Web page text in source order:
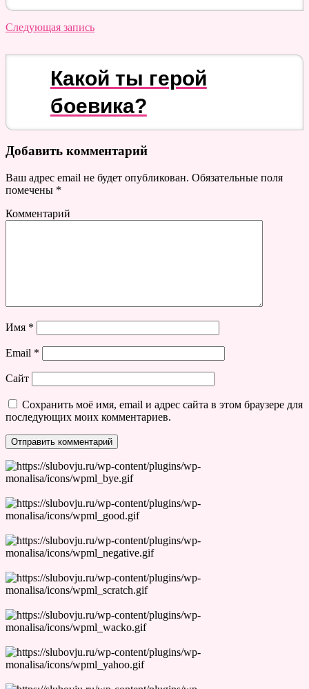
Следующая запись
Какой ты герой
боевика?
Добавить комментарий
Ваш адрес email не будет опубликован. Обязательные поля
помечены *
Комментарий
Имя *
Email *
Сайт
Сохранить моё имя, email и адрес сайта в этом браузере для
последующих моих комментариев.